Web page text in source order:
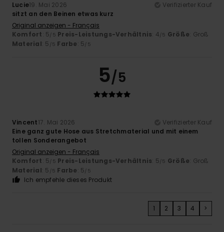
Lucie19. Mai 2026
Verifizierter Kauf
sitzt an den Beinen etwas kurz
Original anzeigen - Français
Komfort: 5/5 Preis-Leistungs-Verhältnis: 4/5 Größe: Groß
Material: 5 /5 Farbe: 5/5
5/5
Vincent17. Mai 2026
Verifizierter Kauf
Eine ganz gute Hose aus Stretchmaterial und mit einem
tollen Sonderangebot
Original anzeigen - Français
Komfort: 5/5 Preis-Leistungs-Verhältnis: 5/5 Größe: Groß
Material: 5 /5 Farbe: 5/5
Ich empfehle dieses Produkt
1 2 3 4 >